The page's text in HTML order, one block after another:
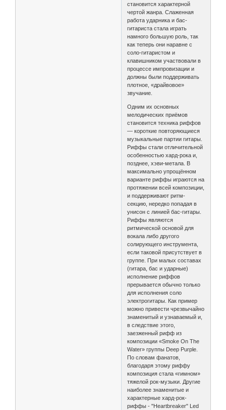
становится характерной
чертой жанра. Слаженная
работа ударника и бас-
гитариста стала играть
намного большую роль, так
как теперь они наравне с
соло-гитаристом и
клавишником участвовали в
процессе импровизации и
должны были поддерживать
плотное, «драйвовое»
звучание.
Одним их основных
мелодических приёмов
становится техника риффов
— короткие повторяющиеся
музыкальные партии гитары.
Риффы стали отличительной
особенностью хард-рока и,
позднее, хэви-метала. В
максимально упрощённом
варианте риффы играются на
протяжении всей композиции,
и поддерживают ритм-
секцию, нередко попадая в
унисон с линией бас-гитары.
Риффы являются
ритмической основой для
вокала либо другого
солирующего инструмента,
если таковой присутствует в
группе. При малых составах
(гитара, бас и ударные)
исполнение риффов
прерывается обычно только
для исполнения соло
электрогитары. Как пример
можно привести чрезвычайно
знаменитый и узнаваемый и,
в следствие этого,
заезженный рифф из
композиции «Smoke On The
Water» группы Deep Purple.
По словам фанатов,
благодаря этому риффу
композиция стала «гимном»
тяжелой рок-музыки. Другие
наиболее знаменитые и
характерные хард-рок-
риффы - "Heartbreaker" Led